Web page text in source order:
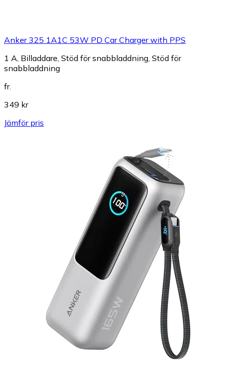
Anker 325 1A1C 53W PD Car Charger with PPS
1 A, Billaddare, Stöd för snabbladdning, Stöd för
snabbladdning
fr.
349 kr
Jämför pris